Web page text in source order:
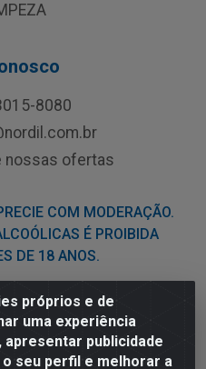
próprios e de
uma experiência
apresentar publicidade
seu perfil e melhorar a
8080
nossas ofertas
COM MODERAÇÃO.
É PROIBIDA
DE 18 ANOS.
Liberdade, 2738, Bloco F -
58.111-400 - CNPJ
0001-41